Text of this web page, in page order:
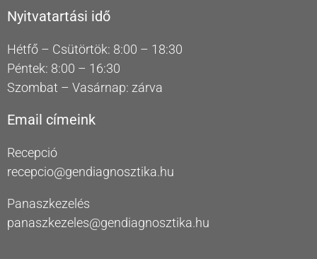
Nyitvatartási idő
Hétfő – Csütörtök: 8:00 – 18:30
Péntek: 8:00 – 16:30
Szombat – Vasárnap: zárva
Email címeink
Recepció
recepcio@gendiagnosztika.hu
Panaszkezelés
panaszkezeles@gendiagnosztika.hu